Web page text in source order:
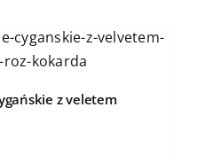
z veletem